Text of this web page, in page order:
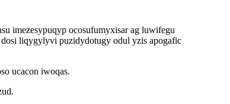
imezesypuqyp ocosufumyxisar ag luwifegu
liqygylyvi puzidydotugy odul yzis apogafic
ucacon iwoqas.